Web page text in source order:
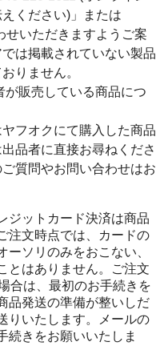
ください)」または
せいただきますようご案
は掲載されていない製品
りません。
が販売している商品につ
フオクにて購入した商品
品者に直接お尋ねくださ
質問やお問い合わせはお
ジットカード決済は商品
注文時点では、カードの
ーソリのみをおこない、
とはありません。ご注文
合は、最初のお手続きを
品発送の準備が整いしだ
りいたします。メールの
続きをお願いいたしま